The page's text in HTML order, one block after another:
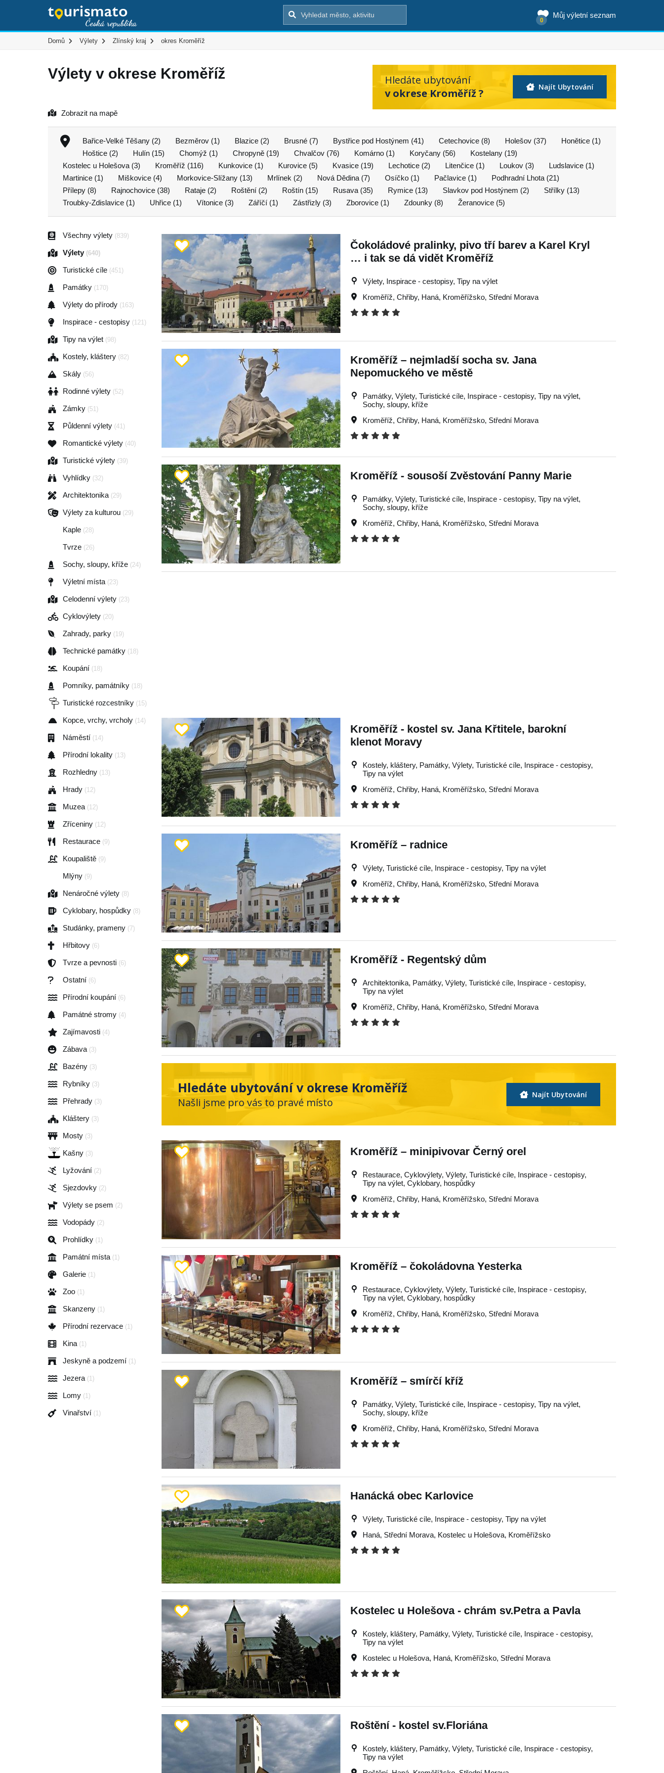
Můj výletní seznam
0
Domů Výlety Zlínský kraj okres Kroměříž
Výlety v okrese Kroměříž
Hledáte ubytování
v okrese Kroměříž ?
Najít Ubytování
Zobrazit na mapě
Bařice-Velké Těšany (2) Bezměrov (1) Blazice (2) Brusné (7) Bystřice pod Hostýnem (41) Cetechovice (8) Holešov (37)
Honětice (1)
Hoštice (2)
Hulín (15) Chomýž (1) Chropyně (19) Chvalčov (76) Komárno (1) Koryčany (56)
Kostelany (19)
Kostelec u Holešova (3)
Kroměříž (116) Kunkovice (1) Kurovice (5) Kvasice (19) Lechotice (2) Litenčice (1) Loukov (3)
Ludslavice (1)
Martinice (1)
Miškovice (4) Morkovice-Slížany (13) Mrlínek (2) Nová Dědina (7) Osíčko (1) Pačlavice (1)
Podhradní Lhota (21)
Přílepy (8)
Rajnochovice (38) Rataje (2) Roštění (2) Roštín (15) Rusava (35) Rymice (13) Slavkov pod Hostýnem (2)
Střílky (13)
Troubky-Zdislavice (1)
Uhřice (1) Vítonice (3) Záříčí (1) Zástřizly (3) Zborovice (1) Zdounky (8) Žeranovice (5)
Všechny výlety (839)
Výlety (640)
Turistické cíle (451)
Památky (170)
Výlety do přírody (163)
Inspirace - cestopisy (121)
Tipy na výlet (98)
Kostely, kláštery (82)
Skály (56)
Rodinné výlety (52)
Zámky (51)
Půldenní výlety (41)
Romantické výlety (40)
Turistické výlety (39)
Vyhlídky (32)
Architektonika (29)
Výlety za kulturou (29)
Kaple (28)
Tvrze (26)
Sochy, sloupy, kříže (24)
Výletní místa (23)
Celodenní výlety (23)
Cyklovýlety (20)
Zahrady, parky (19)
Technické památky (18)
Koupání (18)
Pomníky, památníky (18)
Turistické rozcestníky (15)
Kopce, vrchy, vrcholy (14)
Náměstí (14)
Přírodní lokality (13)
Rozhledny (13)
Hrady (12)
Muzea (12)
Zříceniny (12)
Restaurace (9)
Koupaliště (9)
Mlýny (9)
Nenáročné výlety (8)
Cyklobary, hospůdky (8)
Studánky, prameny (7)
Hřbitovy (6)
Tvrze a pevnosti (6)
Ostatní (6)
Přírodní koupání (6)
Památné stromy (4)
Zajímavosti (4)
Zábava (3)
Bazény (3)
Rybníky (3)
Přehrady (3)
Kláštery (3)
Mosty (3)
Kašny (3)
Lyžování (2)
Sjezdovky (2)
Výlety se psem (2)
Vodopády (2)
Prohlídky (1)
Památní místa (1)
Galerie (1)
Zoo (1)
Skanzeny (1)
Přírodní rezervace (1)
Kina (1)
Jeskyně a podzemí (1)
Jezera (1)
Lomy (1)
Vinařství (1)
Čokoládové pralinky, pivo tří barev a Karel Kryl
… i tak se dá vidět Kroměříž
Výlety, Inspirace - cestopisy, Tipy na výlet
Kroměříž, Chřiby, Haná, Kroměřížsko, Střední Morava
Kroměříž – nejmladší socha sv. Jana
Nepomuckého ve městě
Památky, Výlety, Turistické cíle, Inspirace - cestopisy, Tipy na výlet,
Sochy, sloupy, kříže
Kroměříž, Chřiby, Haná, Kroměřížsko, Střední Morava
Kroměříž - sousoší Zvěstování Panny Marie
Památky, Výlety, Turistické cíle, Inspirace - cestopisy, Tipy na výlet,
Sochy, sloupy, kříže
Kroměříž, Chřiby, Haná, Kroměřížsko, Střední Morava
Kroměříž - kostel sv. Jana Křtitele, barokní
klenot Moravy
Kostely, kláštery, Památky, Výlety, Turistické cíle, Inspirace - cestopisy,
Tipy na výlet
Kroměříž, Chřiby, Haná, Kroměřížsko, Střední Morava
Kroměříž – radnice
Výlety, Turistické cíle, Inspirace - cestopisy, Tipy na výlet
Kroměříž, Chřiby, Haná, Kroměřížsko, Střední Morava
Kroměříž - Regentský dům
Architektonika, Památky, Výlety, Turistické cíle, Inspirace - cestopisy,
Tipy na výlet
Kroměříž, Chřiby, Haná, Kroměřížsko, Střední Morava
Hledáte ubytování v okrese Kroměříž
Našli jsme pro vás to pravé místo
Najít Ubytování
Kroměříž – minipivovar Černý orel
Restaurace, Cyklovýlety, Výlety, Turistické cíle, Inspirace - cestopisy,
Tipy na výlet, Cyklobary, hospůdky
Kroměříž, Chřiby, Haná, Kroměřížsko, Střední Morava
Kroměříž – čokoládovna Yesterka
Restaurace, Cyklovýlety, Výlety, Turistické cíle, Inspirace - cestopisy,
Tipy na výlet, Cyklobary, hospůdky
Kroměříž, Chřiby, Haná, Kroměřížsko, Střední Morava
Kroměříž – smírčí kříž
Památky, Výlety, Turistické cíle, Inspirace - cestopisy, Tipy na výlet,
Sochy, sloupy, kříže
Kroměříž, Chřiby, Haná, Kroměřížsko, Střední Morava
Hanácká obec Karlovice
Výlety, Turistické cíle, Inspirace - cestopisy, Tipy na výlet
Haná, Střední Morava, Kostelec u Holešova, Kroměřížsko
Kostelec u Holešova - chrám sv.Petra a Pavla
Kostely, kláštery, Památky, Výlety, Turistické cíle, Inspirace - cestopisy,
Tipy na výlet
Kostelec u Holešova, Haná, Kroměřížsko, Střední Morava
Roštění - kostel sv.Floriána
Kostely, kláštery, Památky, Výlety, Turistické cíle, Inspirace - cestopisy,
Tipy na výlet